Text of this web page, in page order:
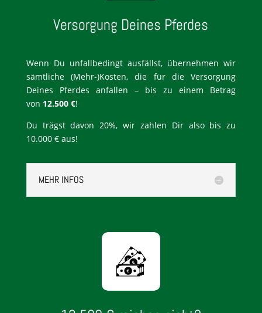
Versorgung Deines Pferdes
Wenn Du unfallbedingt ausfällst, übernehmen wir
sämtliche (Mehr-)Kosten, die für die Versorgung
Deines Pferdes anfallen – bis zu einem Betrag
von 12.500 €!
Du trägst davon 20%, wir zahlen Dir also bis zu
10.000 € aus!
MEHR INFOS